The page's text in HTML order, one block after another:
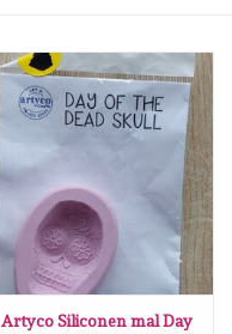
Artyco Siliconen mal Day